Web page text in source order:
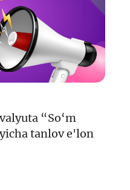
“So‘m
tanlov e'lon